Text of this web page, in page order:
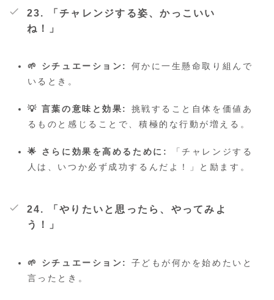
23. 「チャレンジする姿、かっこいい
ね！」
🌱 シチュエーション:
何かに一生懸命取り組んで
いるとき。
💡 言葉の意味と効果:
挑戦すること自体を価値あ
るものと感じることで、積極的な行動が増える。
🌟 さらに効果を高めるために:
「チャレンジする
人は、いつか必ず成功するんだよ！」と励ます。
24. 「やりたいと思ったら、やってみよ
う！」
🌱 シチュエーション:
子どもが何かを始めたいと
言ったとき。